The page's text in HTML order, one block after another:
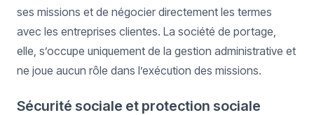
ses missions et de négocier directement les termes
avec les entreprises clientes. La société de portage,
elle, s’occupe uniquement de la gestion administrative et
ne joue aucun rôle dans l’exécution des missions.
Sécurité sociale et protection sociale